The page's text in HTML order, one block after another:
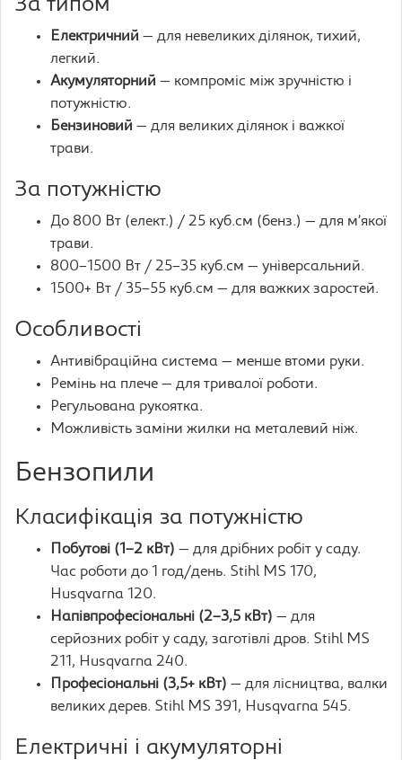
За типом
Електричний — для невеликих ділянок, тихий,
легкий.
Акумуляторний — компроміс між зручністю і
потужністю.
Бензиновий — для великих ділянок і важкої
трави.
За потужністю
До 800 Вт (елект.) / 25 куб.см (бенз.) — для м’якої
трави.
800–1500 Вт / 25–35 куб.см — універсальний.
1500+ Вт / 35–55 куб.см — для важких заростей.
Особливості
Антивібраційна система — менше втоми руки.
Ремінь на плече — для тривалої роботи.
Регульована рукоятка.
Можливість заміни жилки на металевий ніж.
Бензопили
Класифікація за потужністю
Побутові (1–2 кВт) — для дрібних робіт у саду.
Час роботи до 1 год/день. Stihl MS 170,
Husqvarna 120.
Напівпрофесіональні (2–3,5 кВт) — для
серйозних робіт у саду, заготівлі дров. Stihl MS
211, Husqvarna 240.
Професіональні (3,5+ кВт) — для лісництва, валки
великих дерев. Stihl MS 391, Husqvarna 545.
Електричні і акумуляторні